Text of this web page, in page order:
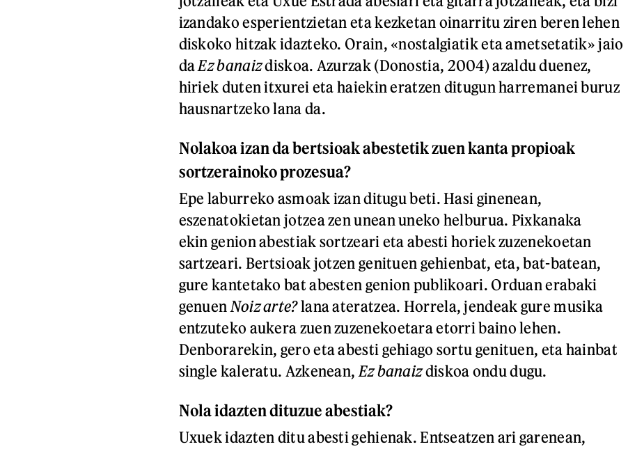
izandako esperientzietan eta kezketan oinarritu ziren beren lehen
diskoko hitzak idazteko. Orain, «nostalgiatik eta ametsetatik» jaio
da Ez banaizdiskoa. Azurzak (Donostia, 2004)azaldu duenez,
hiriek duten itxurei eta haiekin eratzen ditugun harremanei buruz
hausnartzeko lana da.
Nolakoa izan da bertsioak abestetik zuen kanta propioak
sortzerainoko prozesua?
Epe laburreko asmoak izan ditugu beti. Hasi ginenean,
eszenatokietan jotzea zen unean uneko helburua. Pixkanaka
ekin genion abestiak sortzeari eta abesti horiek zuzenekoetan
sartzeari. Bertsioak jotzen genituen gehienbat, eta, bat-batean,
gure kantetako bat abesten genion publikoari. Orduan erabaki
genuen Noiz arte?lana ateratzea. Horrela, jendeak gure musika
entzuteko aukera zuen zuzenekoetara etorri baino lehen.
Denborarekin, gero eta abesti gehiago sortu genituen, eta hainbat
single kaleratu. Azkenean, Ez banaizdiskoa ondu dugu.
Nola idazten dituzue abestiak?
Uxuek idazten ditu abesti gehienak. Entseatzen ari garenean,